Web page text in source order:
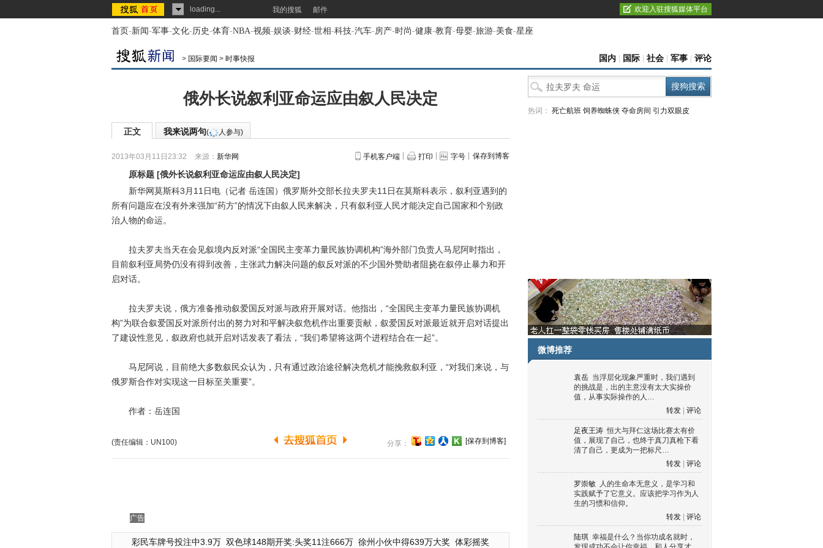
loading... 我的搜狐 邮件 欢迎入驻搜狐媒体平台
首页-新闻-军事-文化-历史-体育-NBA-视频-娱谈-财经-世相-科技-汽车-房产-时尚-健康-教育-母婴-旅游-美食-星座
> 国际要闻 > 时事快报 国内 国际 社会 军事 评论
俄外长说叙利亚命运应由叙人民决定
正文 我来说两句( 人参与)
2013年03月11日23:32 来源： 新华网 手机客户端 打印 字号 保存到博客
原标题 [俄外长说叙利亚命运应由叙人民决定]
新华网莫斯科3月11日电（记者 岳连国）俄罗斯外交部长拉夫罗夫11日在莫斯科表示，叙利亚遇到的
所有问题应在没有外来强加“药方”的情况下由叙人民来解决，只有叙利亚人民才能决定自己国家和个别政
治人物的命运。
拉夫罗夫当天在会见叙境内反对派“全国民主变革力量民族协调机构”海外部门负责人马尼阿时指出，
目前叙利亚局势仍没有得到改善，主张武力解决问题的叙反对派的不少国外赞助者阻挠在叙停止暴力和开
启对话。
拉夫罗夫说，俄方准备推动叙爱国反对派与政府开展对话。他指出，“全国民主变革力量民族协调机
构”为联合叙爱国反对派所付出的努力对和平解决叙危机作出重要贡献，叙爱国反对派最近就开启对话提出
了建设性意见，叙政府也就开启对话发表了看法，“我们希望将这两个进程结合在一起”。
马尼阿说，目前绝大多数叙民众认为，只有通过政治途径解决危机才能挽救叙利亚，“对我们来说，与
俄罗斯合作对实现这一目标至关重要”。
作者：岳连国
(责任编辑：UN100) 分享： [保存到博客]
广告
彩民车牌号投注中3.9万 双色球148期开奖:头奖11注666万 徐州小伙中得639万大奖 体彩摇奖
热词： 死亡航班 饲养蜘蛛侠 夺命房间 引力双眼皮
微博推荐
袁岳 当浮层化现象严重时，我们遇到
的挑战是，出的主意没有太大实操价
值，从事实际操作的人…
转发
评论
足夜王涛 恒大与拜仁这场比赛太有价
值，展现了自己，也终于真刀真枪下看
清了自己，更成为一把标尺…
转发
评论
罗崇敏 人的生命本无意义，是学习和
实践赋予了它意义。应该把学习作为人
生的习惯和信仰。
转发
评论
陆琪 幸福是什么？当你功成名就时，